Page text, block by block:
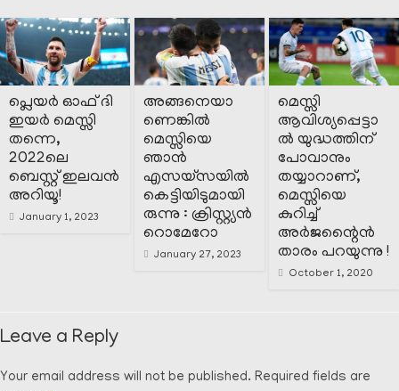
പ്ലെയർ ഓഫ് ദി
ഇയർ മെസ്സി
തന്നെ,
2022ലെ
ബെസ്റ്റ് ഇലവൻ
അറിയൂ!
January 1, 2023
അങ്ങനെയാ
ണെങ്കിൽ
മെസ്സിയെ
ഞാൻ
എസയ്സയിൽ
കെട്ടിയിടുമായി
രുന്നു : ക്രിസ്റ്റ്യൻ
റൊമേറോ
January 27, 2023
മെസ്സി
ആവിശ്യപ്പെട്ടാ
ൽ യുദ്ധത്തിന്
പോവാനും
തയ്യാറാണ്,
മെസ്സിയെ
കുറിച്ച്
അർജന്റൈൻ
താരം പറയുന്നു !
October 1, 2020
Leave a Reply
Your email address will not be published. Required fields are